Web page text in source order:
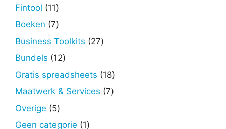
Fintool 1111
producten
Boeken 77
producten
Business Toolkits 2727
Bundels 1212
producten
Gratis spreadsheets 1818
producten
Maatwerk & Services 77
Overige 55
producten
Geen categorie 11